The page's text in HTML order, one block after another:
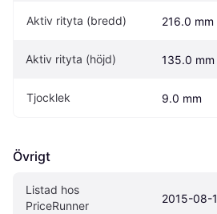
Aktiv rityta (bredd) 216.0 mm
Aktiv rityta (höjd) 135.0 mm
Tjocklek 9.0 mm
Övrigt
Listad hos
PriceRunner
2015-08-